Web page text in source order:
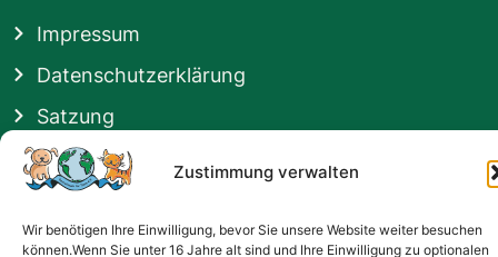
Zustimmung verwalten
Wir benötigen Ihre Einwilligung, bevor Sie unsere Website weiter besuchen
können.Wenn Sie unter 16 Jahre alt sind und Ihre Einwilligung zu optionalen
Impressum
Datenschutzerklärung
Satzung
Vermittlung & Gebühren